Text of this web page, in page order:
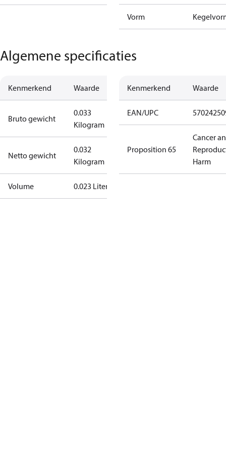
Vorm
Algemene specificaties
Kenmerkend Waarde
Bruto gewicht
0.033
Kilogram
Netto gewicht
0.032
Kilogram
Volume 0.023 Liter
Kenmerkend Waarde
EAN/UPC
Proposition 65
Cancer
Harm